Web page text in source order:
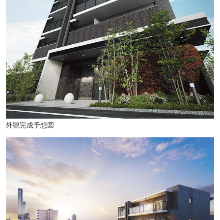
Hoop(徒歩19分・約1480m)
あべの and(徒歩21分・約1610m)
外観完成予想図